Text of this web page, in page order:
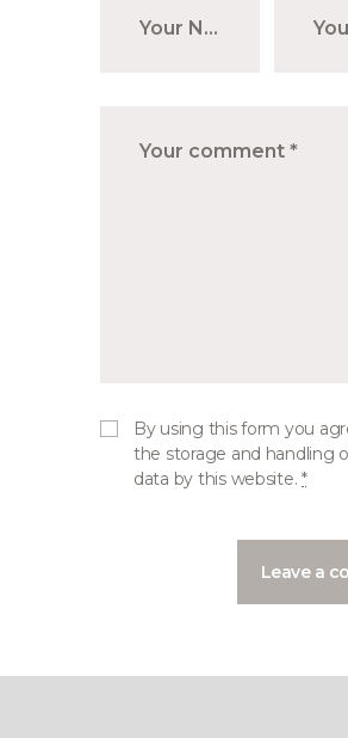
By using this form you
the storage and handling
data by this website.*